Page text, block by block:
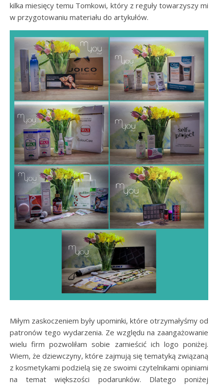
kilka miesięcy temu Tomkowi, który z reguły towarzyszy mi
w przygotowaniu materiału do artykułów.
Miłym zaskoczeniem były upominki, które otrzymałyśmy od
patronów tego wydarzenia. Ze względu na zaangażowanie
wielu firm pozwoliłam sobie zamieścić ich logo poniżej.
Wiem, że dziewczyny, które zajmują się tematyką związaną
z kosmetykami podzielą się ze swoimi czytelnikami opiniami
na temat większości podarunków. Dlatego poniżej